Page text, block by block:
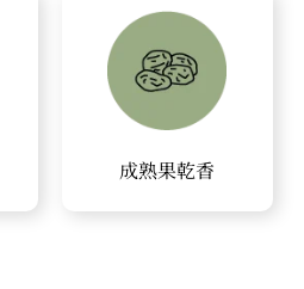
成熟果乾香